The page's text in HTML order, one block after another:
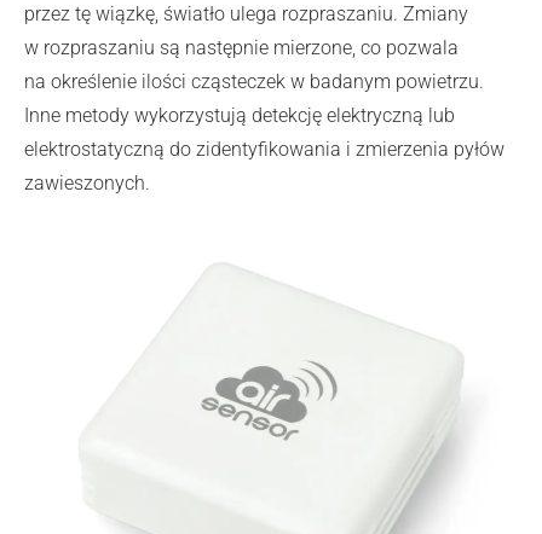
przez tę wiązkę, światło ulega rozpraszaniu. Zmiany
w rozpraszaniu są następnie mierzone, co pozwala
na określenie ilości cząsteczek w badanym powietrzu.
Inne metody wykorzystują detekcję elektryczną lub
elektrostatyczną do zidentyfikowania i zmierzenia pyłów
zawieszonych.